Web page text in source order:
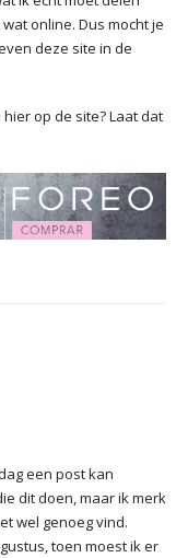
online. Dus mocht je
deze site in de
op de site? Laat dat
een post kan
dit doen, maar ik merk
wel genoeg vind.
toen moest ik er